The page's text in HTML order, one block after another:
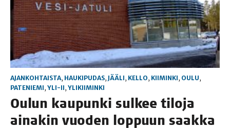
AJANKOHTAISTA, HAUKIPUDAS, JÄÄLI, KELLO, KIIMINKI, OULU,
PATENIEMI, YLI-II, YLIKIIMINKI
Oulun kau­pun­ki sul­kee tilo­ja
aina­kin vuo­den lop­puun saakka